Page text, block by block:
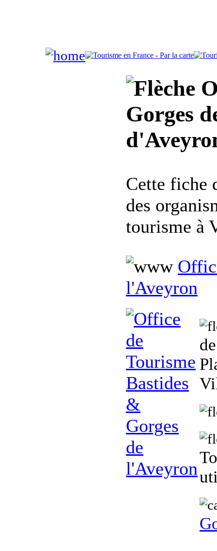
Gorges
Cette fiche
des
tourisme à
l'Aveyron